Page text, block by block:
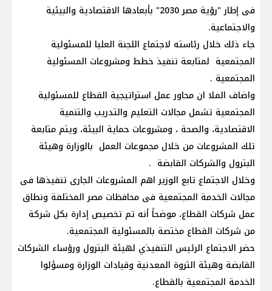
فى إطار "رؤية مصر 2030" بأبعادها الاقتصادية والبيئية
والاجتماعية.
جاء ذلك خلال رئاسته لاجتماع اللجنة العليا للمسئولية
المجتمعية لمتابعة تنفيذ خطط ومشروعات المسئولية
المجتمعية .
واضاف الملا ان محاور عمل استراتيجية القطاع للمسئولية
المجتمعية تشمل مجالات التعليم والتدريب والتنمية
الاقتصادية، والصحة ، ومشروعات حماية البيئة، ويتم متابعة
تلك المشروعات من خلال مجموعات العمل بالوزارة وهيئة
البترول والشركات القابضة .
وخلال الاجتماع تابع الوزير اهم المشروعات الجارى تنفيذها فى
مجالات الخدمة المجتمعية فى محافظات مصر المختلفة ونطاق
عمل شركات القطاع، موضحاً أنه تم تخصيص إدارة بكل شركة
من شركات القطاع مختصة بالمسئولية المجتمعية.
حضر الاجتماع الرئيس التنفيذي لهيئة البترول ورؤساء الشركات
القابضة وهيئة الثروة المعدنية وقيادات الوزارة ومسؤلوا
الخدمة المجتمعية بالقطاع.